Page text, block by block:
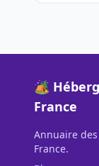
🏕️
France
Annuaire
France.